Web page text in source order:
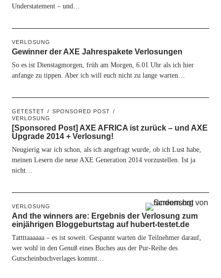
Understatement – und…
VERLOSUNG
Gewinner der AXE Jahrespakete Verlosungen
So es ist Dienstagmorgen, früh am Morgen, 6.01 Uhr als ich hier
anfange zu tippen. Aber ich will euch nicht zu lange warten…
GETESTET
SPONSORED POST
VERLOSUNG
[Sponsored Post] AXE AFRICA ist zurück – und AXE
Upgrade 2014 + Verlosung!
Neugierig war ich schon, als ich angefragt wurde, ob ich Lust habe,
meinen Lesern die neue AXE Generation 2014 vorzustellen. Ist ja
nicht…
VERLOSUNG
And the winners are: Ergebnis der Verlosung zum
einjährigen Bloggeburtstag auf hubert-testet.de
Tattttaaaaaa – es ist soweit. Gespannt warten die Teilnehmer darauf,
wer wohl in den Genuß eines Buches aus der Pur-Reihe des
Gutscheinbuchverlages kommt…